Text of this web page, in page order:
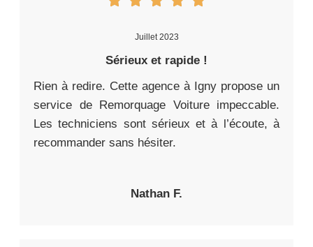
Juillet 2023
Sérieux et rapide !
Rien à redire. Cette agence à Igny propose un
service de Remorquage Voiture impeccable.
Les techniciens sont sérieux et à l’écoute, à
recommander sans hésiter.
Nathan F.